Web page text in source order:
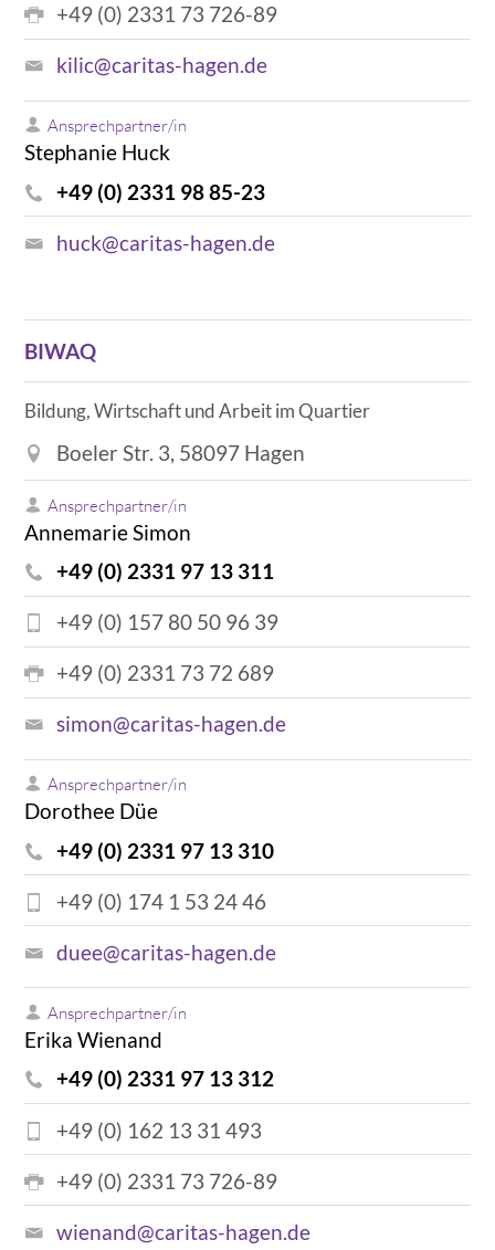
+49 (0) 2331 73 726-89
kilic@caritas-hagen.de
Ansprechpartner/in
Stephanie Huck
+49 (0) 2331 98 85-23
huck@caritas-hagen.de
BIWAQ
Bildung, Wirtschaft und Arbeit im Quartier
Boeler Str. 3, 58097 Hagen
Ansprechpartner/in
Annemarie Simon
+49 (0) 2331 97 13 311
+49 (0) 157 80 50 96 39
+49 (0) 2331 73 72 689
simon@caritas-hagen.de
Ansprechpartner/in
Dorothee Düe
+49 (0) 2331 97 13 310
+49 (0) 174 1 53 24 46
duee@caritas-hagen.de
Ansprechpartner/in
Erika Wienand
+49 (0) 2331 97 13 312
+49 (0) 162 13 31 493
+49 (0) 2331 73 726-89
wienand@caritas-hagen.de